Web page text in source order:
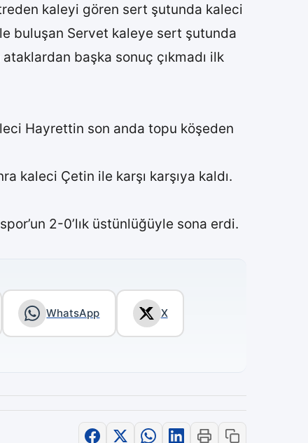
kaleyi gören sert şutunda kaleci
buluşan Servet kaleye sert şutunda
başka sonuç çıkmadı ilk
Hayrettin son anda topu köşeden
kaleci Çetin ile karşı karşıya kaldı.
2-0’lık üstünlüğüyle sona erdi.
WhatsApp X